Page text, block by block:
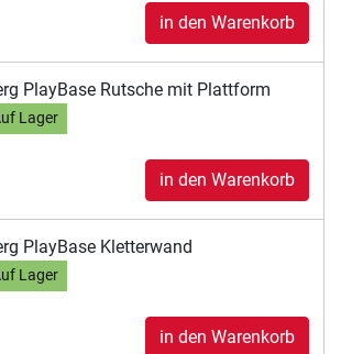
in den Warenkorb
PlayBase Rutsche mit Plattform
Lager
in den Warenkorb
PlayBase Kletterwand
Lager
in den Warenkorb